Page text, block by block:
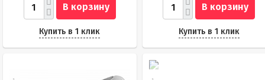
В корзину
Купить в 1 клик
В корзину
Купить в 1 клик